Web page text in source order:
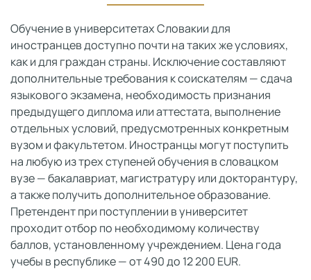
Обучение в университетах Словакии для
иностранцев доступно почти на таких же условиях,
как и для граждан страны. Исключение составляют
дополнительные требования к соискателям — сдача
языкового экзамена, необходимость признания
предыдущего диплома или аттестата, выполнение
отдельных условий, предусмотренных конкретным
вузом и факультетом. Иностранцы могут поступить
на любую из трех ступеней обучения в словацком
вузе — бакалавриат, магистратуру или докторантуру,
а также получить дополнительное образование.
Претендент при поступлении в университет
проходит отбор по необходимому количеству
баллов, установленному учреждением. Цена года
учебы в республике — от 490 до 12 200 EUR.